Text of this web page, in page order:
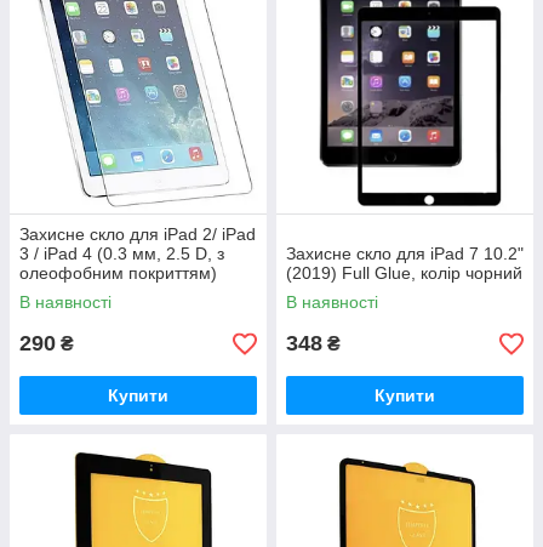
Захисне скло для iPad 2/ iPad
3 / iPad 4 (0.3 мм, 2.5 D, з
олеофобним покриттям)
В наявності
290 ₴
Купити
Захисне скло для iPad 7 10.2"
(2019) Full Glue, колір чорний
В наявності
348 ₴
Купити